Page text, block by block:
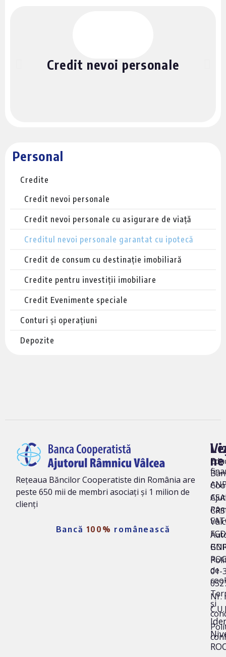
Personal
Credite
Credit nevoi personale
Credit nevoi personale cu asigurare de viață
Creditul nevoi personale garantat cu ipotecă
Credit de consum cu destinație imobiliară
Credite pentru investiții imobiliare
Credit Evenimente speciale
Conturi și operațiuni
Depozite
Credit nevoi personale
Rețeaua Băncilor Cooperatiste din România are
peste 650 mii de membri asociați și 1 milion de
clienți
Bancă 100% românească
ne
01-
Nr.
de
și